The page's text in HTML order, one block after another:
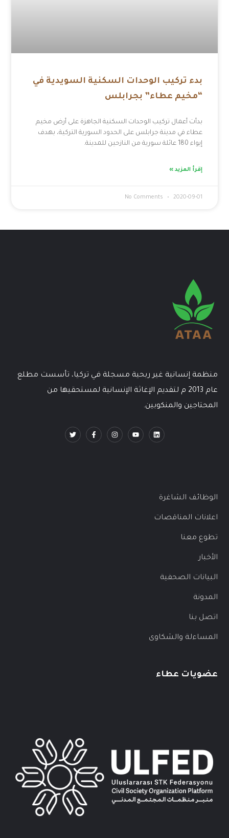
بدء تركيب الوحدات السكنية السويدية في
“مخيم عطاء” بجرابلس
بدأت أعمال تركيب الوحدات السكنية الجاهزة على أرض مخيم
عطاء في مدينة جرابلس على الحدود السورية التركية، بهدف
إيواء 180 عائلة سورية من النازحين للمدينة.
إقرأ المزيد »
2020-09-01
منظمة إنسانية غير ربحية مسجلة في تركيا، تأسست مطلع
عام 2013 م لتقديم الإغاثة الإنسانية لمستحقيها من
المحتاجين والمنكوبين.
الوظائف الشاغرة
اعلانات المناقصات
تطوع معنا
الأخبار
البيانات الصحفية
المدونة
اتصل بنا
المساءلة والشكاوى
عضويات عطاء